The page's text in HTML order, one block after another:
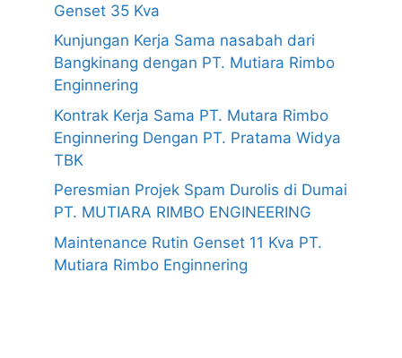
Genset 35 Kva
Kunjungan Kerja Sama nasabah dari
Bangkinang dengan PT. Mutiara Rimbo
Enginnering
Kontrak Kerja Sama PT. Mutara Rimbo
Enginnering Dengan PT. Pratama Widya
TBK
Peresmian Projek Spam Durolis di Dumai
PT. MUTIARA RIMBO ENGINEERING
Maintenance Rutin Genset 11 Kva PT.
Mutiara Rimbo Enginnering